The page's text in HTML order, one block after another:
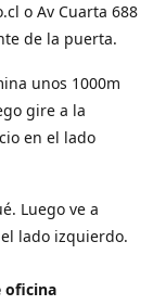
o Av Cuarta 688
de la puerta.
unos 1000m
gire a la
en el lado
Luego ve a
lado izquierdo.
oficina